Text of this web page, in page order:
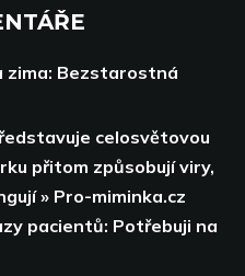
zima: Bezstarostná
celosvětovou
přitom způsobují viry,
» Pro-miminka.cz
pacientů: Potřebuji na